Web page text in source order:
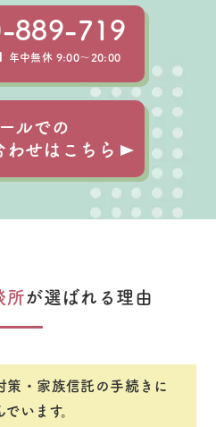
889-719
年中無休 9:00～20:00
ルでの
わせはこちら
所 が選ばれる理由
策・家族信託の手続きに
います。